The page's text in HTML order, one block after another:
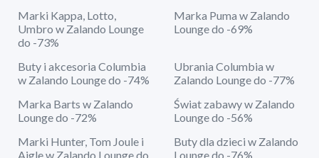
Marki Kappa, Lotto,
Umbro w Zalando Lounge
do -73%
Marka Puma w Zalando
Lounge do -69%
Buty i akcesoria Columbia
w Zalando Lounge do -74%
Ubrania Columbia w
Zalando Lounge do -77%
Marka Barts w Zalando
Lounge do -72%
Świat zabawy w Zalando
Lounge do -56%
Marki Hunter, Tom Joule i
Aigle w Zalando Lounge do
Buty dla dzieci w Zalando
Lounge do -76%